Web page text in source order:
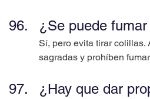
¿Se puede
Sí, pero evita tirar colillas.
sagradas y prohíben
¿Hay que dar